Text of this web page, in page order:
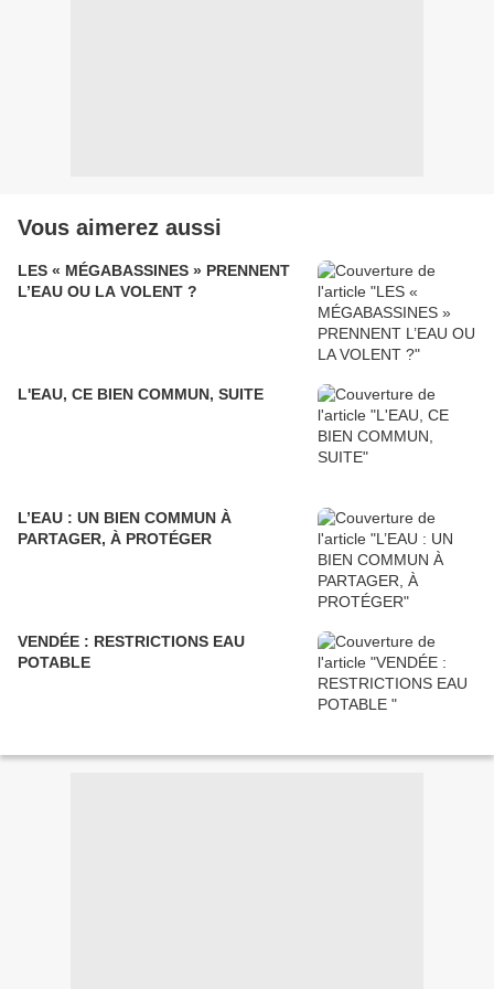
Vous aimerez aussi
LES « MÉGABASSINES » PRENNENT
L’EAU OU LA VOLENT ?
L'EAU, CE BIEN COMMUN, SUITE
L’EAU : UN BIEN COMMUN À
PARTAGER, À PROTÉGER
VENDÉE : RESTRICTIONS EAU
POTABLE